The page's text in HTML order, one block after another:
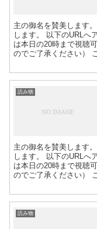
主の御名を賛美します
します。 以下のURLへ
は本日の20時まで視聴
のでご了承ください）
読み物
主の御名を賛美します
します。 以下のURLへ
は本日の20時まで視聴
のでご了承ください）
読み物